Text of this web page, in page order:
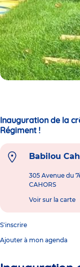
Inauguration de la
Régiment !
Babilou
305 Avenue du
CAHORS
Voir sur la carte
S'inscrire
Ajouter à mon agenda